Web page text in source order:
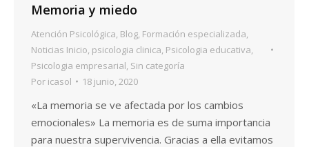
Memoria y miedo
Atención Psicológica Blog Formación especializada
Noticias Inicio psicologia clinica Psicologia educativa
Psicologia empresarial Sin categoría
Por icasol 18 junio, 2020
«La memoria se ve afectada por los cambios
emocionales» La memoria es de suma importancia
para nuestra supervivencia. Gracias a ella evitamos